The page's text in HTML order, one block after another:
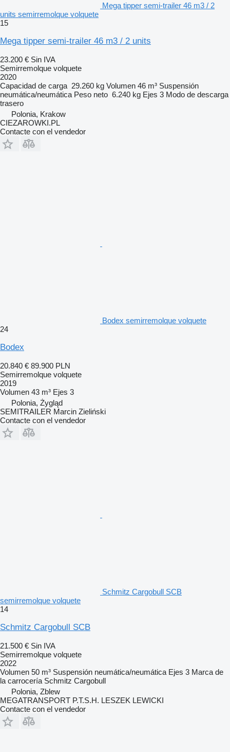
Mega tipper semi-trailer 46 m3 / 2
units semirremolque volquete
15
Mega tipper semi-trailer 46 m3 / 2 units
23.200 € Sin IVA
Semirremolque volquete
2020
Capacidad de carga 29.260 kg Volumen 46 m³ Suspensión
neumática/neumática Peso neto 6.240 kg Ejes 3 Modo de descarga
trasero
Polonia, Krakow
CIEZAROWKI.PL
Contacte con el vendedor
Bodex semirremolque volquete
24
Bodex
20.840 € 89.900 PLN
Semirremolque volquete
2019
Volumen 43 m³ Ejes 3
Polonia, Żygląd
SEMITRAILER Marcin Zieliński
Contacte con el vendedor
Schmitz Cargobull SCB
semirremolque volquete
14
Schmitz Cargobull SCB
21.500 € Sin IVA
Semirremolque volquete
2022
Volumen 50 m³ Suspensión neumática/neumática Ejes 3 Marca de
la carrocería Schmitz Cargobull
Polonia, Zblew
MEGATRANSPORT P.T.S.H. LESZEK LEWICKI
Contacte con el vendedor